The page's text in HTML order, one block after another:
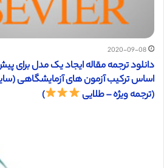
2020-09-08
(ترجمه ویژه – طلایی
)